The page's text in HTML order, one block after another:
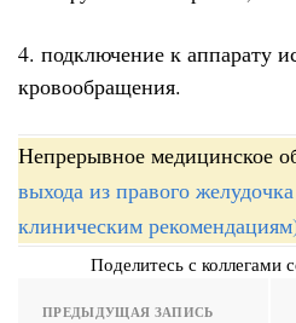
4. подключение к аппарату
кровообращения.
Непрерывное медицинское
выхода из правого
клиническим
Поделитесь с коллегами
ПРЕДЫДУЩАЯ ЗАПИСЬ